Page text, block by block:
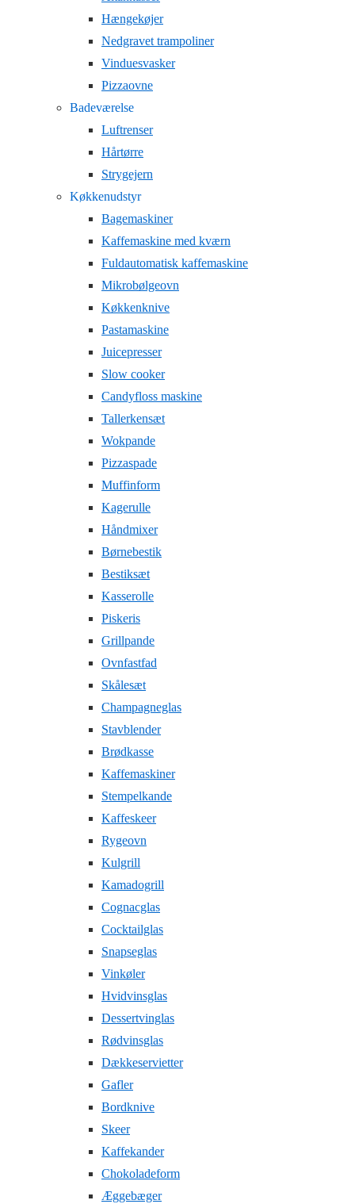
Hængekøjer
Nedgravet trampoliner
Vinduesvasker
Pizzaovne
Badeværelse
Luftrenser
Hårtørre
Strygejern
Køkkenudstyr
Bagemaskiner
Kaffemaskine med kværn
Fuldautomatisk kaffemaskine
Mikrobølgeovn
Køkkenknive
Pastamaskine
Juicepresser
Slow cooker
Candyfloss maskine
Tallerkensæt
Wokpande
Pizzaspade
Muffinform
Kagerulle
Håndmixer
Børnebestik
Bestiksæt
Kasserolle
Piskeris
Grillpande
Ovnfastfad
Skålesæt
Champagneglas
Stavblender
Brødkasse
Kaffemaskiner
Stempelkande
Kaffeskeer
Rygeovn
Kulgrill
Kamadogrill
Cognacglas
Cocktailglas
Snapseglas
Vinkøler
Hvidvinsglas
Dessertvinglas
Rødvinsglas
Dækkeservietter
Gafler
Bordknive
Skeer
Kaffekander
Chokoladeform
Æggebæger